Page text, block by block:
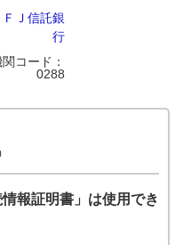
報証明書」は使用でき